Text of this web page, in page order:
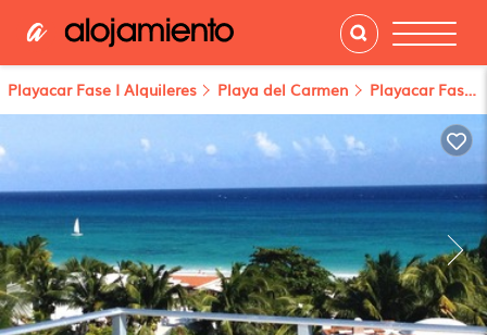
Playacar Fase I Alquileres Playa del Carmen Playacar Fase I